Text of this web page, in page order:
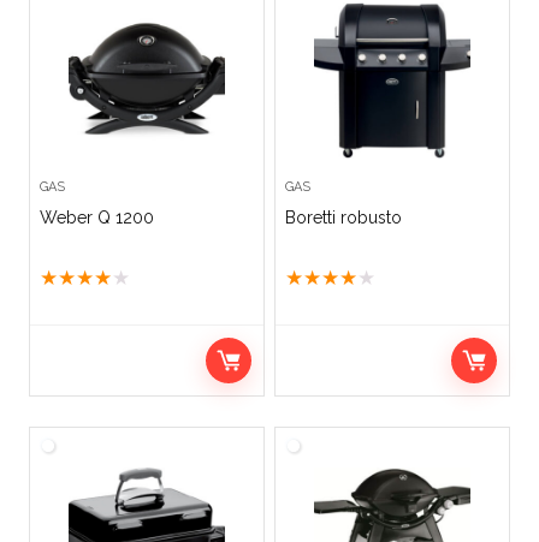
GAS
Weber Q 1200
★★★★ ★
GAS
Boretti robusto
★★★★ ★